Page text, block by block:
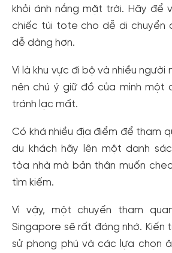
khỏi ánh nắng mặt trời. Hãy để
chiếc túi tote cho dễ di chuyển
dễ dàng hơn.
Vì là khu vực đi bộ và nhiều người
nên chú ý giữ đồ của mình một
tránh lạc mất.
Có khá nhiều địa điểm để tham
du khách hãy lên một danh
tòa nhà mà bản thân muốn
tìm kiếm.
Vì vậy, một chuyến tham
Singapore sẽ rất đáng nhớ. Kiến
sử phong phú và các lựa chọn